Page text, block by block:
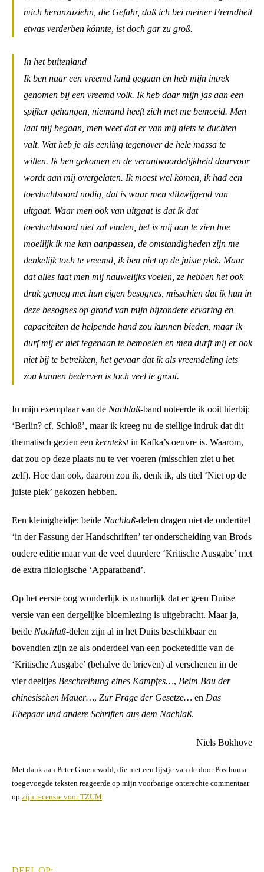
mich heranzuziehn, die Gefahr, daß ich bei meiner Fremdheit
etwas verderben könnte, ist doch gar zu groß.
In het buitenland
Ik ben naar een vreemd land gegaan en heb mijn intrek
genomen bij een vreemd volk. Ik heb daar mijn jas aan een
spijker gehangen, niemand heeft zich met me bemoeid. Men
laat mij begaan, men weet dat er van mij niets te duchten
valt. Wat heb je als eenling tegenover de hele massa te
willen. Ik ben gekomen en de verantwoordelijkheid daarvoor
wordt aan mij overgelaten. Ik moest wel komen, ik had een
toevluchtsoord nodig, dat is waar men stilzwijgend van
uitgaat. Waar men ook van uitgaat is dat ik dat
toevluchtsoord niet zal vinden, het is mij aan te zien hoe
moeilijk ik me kan aanpassen, de omstandigheden zijn me
denkelijk toch te vreemd, ik ben niet op de juiste plek. Maar
dat alles laat men mij nauwelijks voelen, ze hebben het ook
druk genoeg met hun eigen besognes, misschien dat ik hun in
deze besognes op grond van mijn bijzondere ervaring en
capaciteiten de helpende hand zou kunnen bieden, maar ik
durf mij er niet tegenaan te bemoeien en men durft mij er ook
niet bij te betrekken, het gevaar dat ik als vreemdeling iets
zou kunnen bederven is toch veel te groot.
In mijn exemplaar van de Nachlaß-band noteerde ik ooit hierbij:
‘Berlin? cf. Schloß’, maar ik kreeg nu de stellige indruk dat dit
thematisch gezien een kerntekstin Kafka’s oeuvre is. Waarom,
dat zou op deze plaats nu te ver voeren (misschien ziet u het
zelf). Hoe dan ook, daarom zou ik, denk ik, als titel ‘Niet op de
juiste plek’ gekozen hebben.
Een kleinigheidje: beide Nachlaß-delen dragen niet de ondertitel
‘in der Fassung der Handschriften’ ter onderscheiding van Brods
oudere editie maar van de veel duurdere ‘Kritische Ausgabe’ met
de extra filologische ‘Apparatband’.
Op het eerste oog wonderlijk is natuurlijk dat er geen Duitse
versie van een dergelijke bloemlezing is uitgebracht. Maar ja,
beide Nachlaß-delen zijn al in het Duits beschikbaar en
bovendien zijn ze als onderdeel van een pocketeditie van de
‘Kritische Ausgabe’ (behalve de brieven) al verschenen in de
vier deeltjes Beschreibung eines Kampfes…, Beim Bau der
chinesischen Mauer…, Zur Frage der Gesetze… en Das
Ehepaar und andere Schriften aus dem Nachlaß.
Niels Bokhove
Met dank aan Peter Groenewold, die met een lijstje van de door Posthuma
toegevoegde teksten reageerde op mijn voorbarige onterechte commentaar
op zijn recensie voor TZUM.